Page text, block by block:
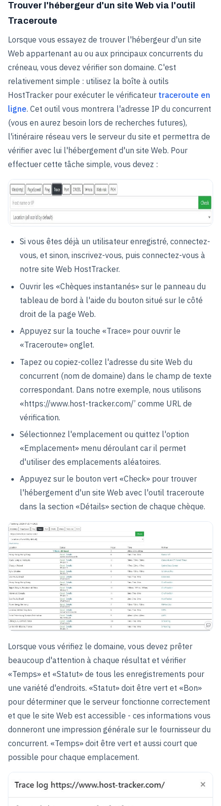
Trouver l'hébergeur d'un site Web via l'outil
Traceroute
Lorsque vous essayez de trouver l'hébergeur d'un site
Web appartenant au ou aux principaux concurrents du
créneau, vous devez vérifier son domaine. C'est
relativement simple : utilisez la boîte à outils
HostTracker pour exécuter le vérificateur traceroute en
ligne. Cet outil vous montrera l'adresse IP du concurrent
(vous en aurez besoin lors de recherches futures),
l'itinéraire réseau vers le serveur du site et permettra de
vérifier avec lui l'hébergement d'un site Web. Pour
effectuer cette tâche simple, vous devez :
Si vous êtes déjà un utilisateur enregistré, connectez-
vous, et sinon, inscrivez-vous, puis connectez-vous à
notre site Web HostTracker.
Ouvrir les «Chèques instantanés» sur le panneau du
tableau de bord à l'aide du bouton situé sur le côté
droit de la page Web.
Appuyez sur la touche «Trace» pour ouvrir le
«Traceroute» onglet.
Tapez ou copiez-collez l'adresse du site Web du
concurrent (nom de domaine) dans le champ de texte
correspondant. Dans notre exemple, nous utilisons
«https://www.host-tracker.com/’ comme URL de
vérification.
Sélectionnez l'emplacement ou quittez l'option
«Emplacement» menu déroulant car il permet
d'utiliser des emplacements aléatoires.
Appuyez sur le bouton vert «Check» pour trouver
l'hébergement d'un site Web avec l'outil traceroute
dans la section «Détails» section de chaque chèque.
Lorsque vous vérifiez le domaine, vous devez prêter
beaucoup d'attention à chaque résultat et vérifier
«Temps» et «Statut» de tous les enregistrements pour
une variété d'endroits. «Statut» doit être vert et «Bon»
pour déterminer que le serveur fonctionne correctement
et que le site Web est accessible - ces informations vous
donneront une impression générale sur le fournisseur du
concurrent. «Temps» doit être vert et aussi court que
possible pour chaque emplacement.